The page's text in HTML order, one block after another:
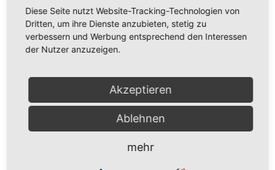
Mini einmal anders
& MK II
Diese Seite nutzt Website-Tracking-Technologien von
Dritten, um ihre Dienste anzubieten, stetig zu
verbessern und Werbung entsprechend den Interessen
der Nutzer anzuzeigen.
Akzeptieren
Ablehnen
mehr